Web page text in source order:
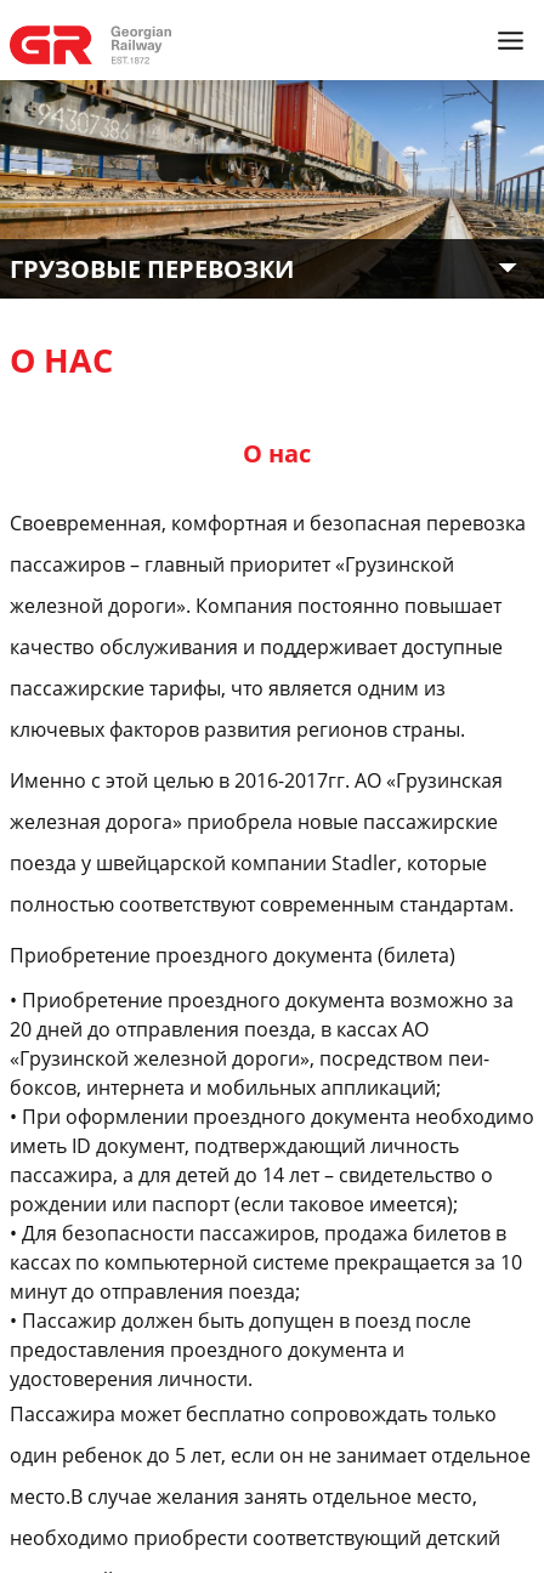
ГРУЗОВЫЕ ПЕРЕВОЗКИ
О НАС
О нас
Своевременная, комфортная и безопасная перевозка
пассажиров – главный приоритет «Грузинской
железной дороги». Компания постоянно повышает
качество обслуживания и поддерживает доступные
пассажирские тарифы, что является одним из
ключевых факторов развития регионов страны.
Именно с этой целью в 2016-2017гг. АО «Грузинская
железная дорога» приобрела новые пассажирские
поезда у швейцарской компании Stadler, которые
полностью соответствуют современным стандартам.
Приобретение проездного документа (билета)
• Приобретение проездного документа возможно за
20дней до отправления поезда, в кассах АО
«Грузинской железной дороги», посредством пеи-
боксов, интернета и мобильных аппликаций;
• При оформлении проездного документа необходимо
иметь ID документ, подтверждающий личность
пассажира, а для детей до 14 лет – свидетельство о
рождении или паспорт (если таковое имеется);
• Для безопасности пассажиров, продажа билетов в
кассах по компьютерной системе прекращается за 10
минут до отправления поезда;
• Пассажир должен быть допущен в поезд после
предоставления проездного документа и
удостоверения личности.
Пассажира может бесплатно сопровождать только
один ребенок до 5 лет, если он не занимает отдельное
место.В случае желания занять отдельное место,
необходимо приобрести соответствующий детский